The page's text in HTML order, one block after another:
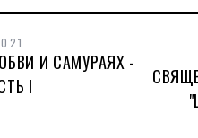
И САМУРАЯХ -
I